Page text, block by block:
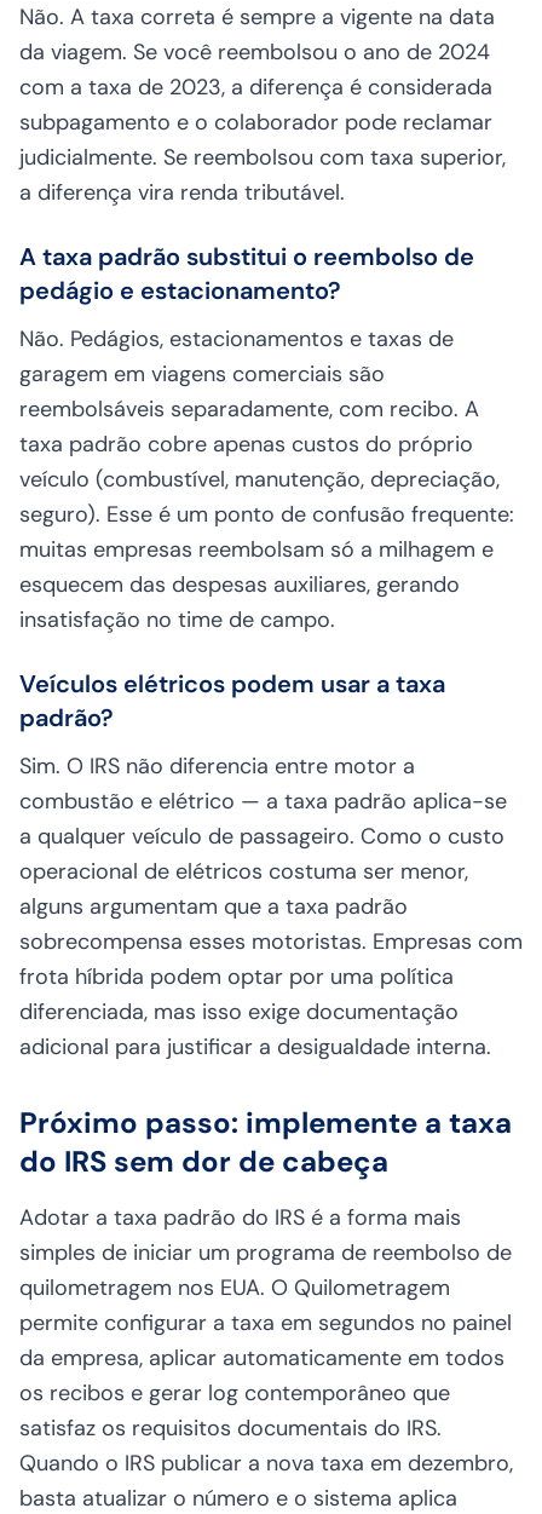
Não. A taxa correta é sempre a vigente na data
da viagem. Se você reembolsou o ano de 2024
com a taxa de 2023, a diferença é considerada
subpagamento e o colaborador pode reclamar
judicialmente. Se reembolsou com taxa superior,
a diferença vira renda tributável.
A taxa padrão substitui o reembolso de
pedágio e estacionamento?
Não. Pedágios, estacionamentos e taxas de
garagem em viagens comerciais são
reembolsáveis separadamente, com recibo. A
taxa padrão cobre apenas custos do próprio
veículo (combustível, manutenção, depreciação,
seguro). Esse é um ponto de confusão frequente:
muitas empresas reembolsam só a milhagem e
esquecem das despesas auxiliares, gerando
insatisfação no time de campo.
Veículos elétricos podem usar a taxa
padrão?
Sim. O IRS não diferencia entre motor a
combustão e elétrico — a taxa padrão aplica-se
a qualquer veículo de passageiro. Como o custo
operacional de elétricos costuma ser menor,
alguns argumentam que a taxa padrão
sobrecompensa esses motoristas. Empresas com
frota híbrida podem optar por uma política
diferenciada, mas isso exige documentação
adicional para justificar a desigualdade interna.
Próximo passo: implemente a taxa
do IRS sem dor de cabeça
Adotar a taxa padrão do IRS é a forma mais
simples de iniciar um programa de reembolso de
quilometragem nos EUA. O Quilometragem
permite configurar a taxa em segundos no painel
da empresa, aplicar automaticamente em todos
os recibos e gerar log contemporâneo que
satisfaz os requisitos documentais do IRS.
Quando o IRS publicar a nova taxa em dezembro,
basta atualizar o número e o sistema aplica